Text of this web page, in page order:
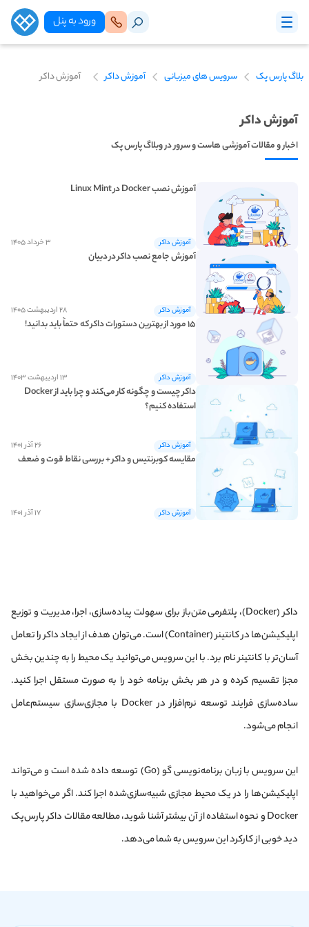
ورود‌ به‌ پنل
بلاگ پارس پک سرویس های میزبانی آموزش داکر آموزش داکر
آموزش داکر
اخبار و مقالات آموزشی هاست و سرور در وبلاگ پارس پک
آموزش داکر ۳ خرداد ۱۴۰۵
آموزش نصب Docker در Linux Mint
آموزش داکر ۲۸ اردیبهشت ۱۴۰۵
آموزش جامع نصب داکر در دبیان
آموزش داکر ۱۳ اردیبهشت ۱۴۰۳
۱۵ مورد از بهترین دستورات داکر که حتماً باید بدانید!
آموزش داکر ۲۶ آذر ۱۴۰۱
داکر چیست و چگونه کار می‌کند و چرا باید از Docker
استفاده کنیم؟
آموزش داکر ۱۷ آذر ۱۴۰۱
مقایسه کوبرنتیس و داکر + بررسی نقاط قوت و ضعف
داکر (Docker)، پلتفرمی متن‌باز برای سهولت پیاده‌سازی، اجرا، مدیریت و توزیع
اپلیکیشن‌ها در کانتینر (Container) است. می‌توان هدف از ایجاد داکر را تعامل‌
آسان‌تر با کانتینر نام برد. با این سرویس می‌توانید یک محیط را به چندین بخش
مجزا تقسیم کرده و در هر بخش برنامه خود را به صورت مستقل اجرا کنید.
ساده‌سازی فرایند توسعه نرم‌افزار در Docker با مجازی‌سازی سیستم‌عامل
انجام می‌شود.
این سرویس با زبان برنامه‌نویسی گو (Go) توسعه داده شده است و می‌تواند
اپلیکیشن‌ها را در یک محیط مجازی شبیه‌سازی‌شده اجرا کند. اگر می‌خواهید با
Docker و نحوه استفاده از آن بیشتر آشنا شوید، مطالعه مقالات داکر پارس‌پک
دید خوبی از کارکرد این سرویس به شما می‌دهد.